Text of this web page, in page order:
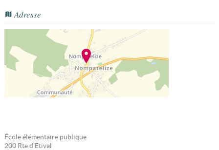
Adresse
École élémentaire publique
200 Rte d'Etival